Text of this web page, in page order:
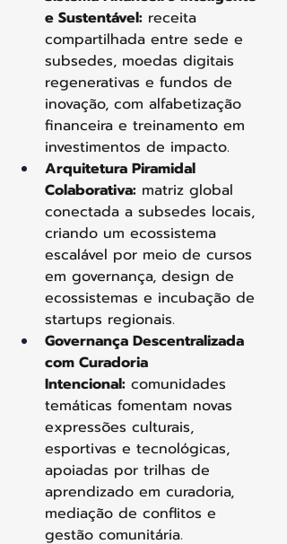
e Sustentável: receita
compartilhada entre sede e
subsedes, moedas digitais
regenerativas e fundos de
inovação, com alfabetização
financeira e treinamento em
investimentos de impacto.
Arquitetura Piramidal
Colaborativa: matriz global
conectada a subsedes locais,
criando um ecossistema
escalável por meio de cursos
em governança, design de
ecossistemas e incubação de
startups regionais.
Governança Descentralizada
com Curadoria
Intencional: comunidades
temáticas fomentam novas
expressões culturais,
esportivas e tecnológicas,
apoiadas por trilhas de
aprendizado em curadoria,
mediação de conflitos e
gestão comunitária.